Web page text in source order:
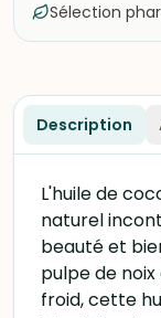
Sélection
Description
L'huile de
naturel
beauté et
pulpe de
froid, cette